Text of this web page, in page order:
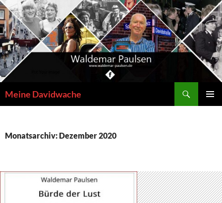
Zum
Inhalt
springen
Meine Davidwache
Monatsarchiv: Dezember 2020